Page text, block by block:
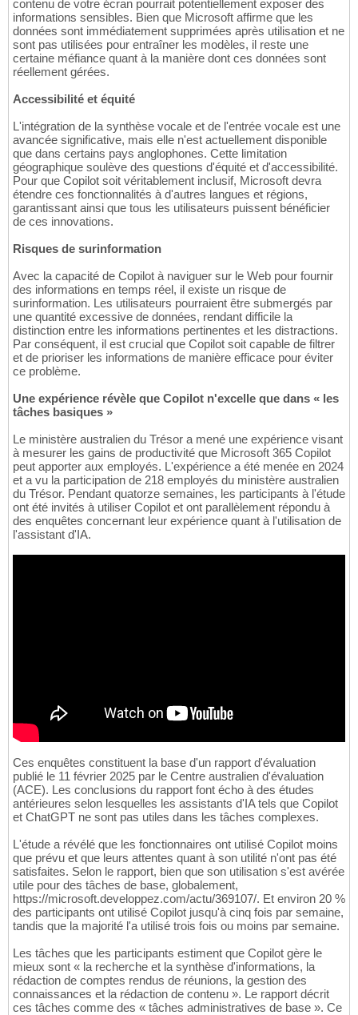
contenu de votre écran pourrait potentiellement exposer des
informations sensibles. Bien que Microsoft affirme que les
données sont immédiatement supprimées après utilisation et ne
sont pas utilisées pour entraîner les modèles, il reste une
certaine méfiance quant à la manière dont ces données sont
réellement gérées.
Accessibilité et équité
L'intégration de la synthèse vocale et de l'entrée vocale est une
avancée significative, mais elle n'est actuellement disponible
que dans certains pays anglophones. Cette limitation
géographique soulève des questions d'équité et d'accessibilité.
Pour que Copilot soit véritablement inclusif, Microsoft devra
étendre ces fonctionnalités à d'autres langues et régions,
garantissant ainsi que tous les utilisateurs puissent bénéficier
de ces innovations.
Risques de surinformation
Avec la capacité de Copilot à naviguer sur le Web pour fournir
des informations en temps réel, il existe un risque de
surinformation. Les utilisateurs pourraient être submergés par
une quantité excessive de données, rendant difficile la
distinction entre les informations pertinentes et les distractions.
Par conséquent, il est crucial que Copilot soit capable de filtrer
et de prioriser les informations de manière efficace pour éviter
ce problème.
Une expérience révèle que Copilot n'excelle que dans « les
tâches basiques »
Le ministère australien du Trésor a mené une expérience visant
à mesurer les gains de productivité que Microsoft 365 Copilot
peut apporter aux employés. L'expérience a été menée en 2024
et a vu la participation de 218 employés du ministère australien
du Trésor. Pendant quatorze semaines, les participants à l'étude
ont été invités à utiliser Copilot et ont parallèlement répondu à
des enquêtes concernant leur expérience quant à l'utilisation de
l'assistant d'IA.
Ces enquêtes constituent la base d'un rapport d'évaluation
publié le 11 février 2025 par le Centre australien d'évaluation
(ACE). Les conclusions du rapport font écho à des études
antérieures selon lesquelles les assistants d'IA tels que Copilot
et ChatGPT ne sont pas utiles dans les tâches complexes.
L'étude a révélé que les fonctionnaires ont utilisé Copilot moins
que prévu et que leurs attentes quant à son utilité n'ont pas été
satisfaites. Selon le rapport, bien que son utilisation s'est avérée
utile pour des tâches de base, globalement,
https://microsoft.developpez.com/actu/369107/. Et environ 20 %
des participants ont utilisé Copilot jusqu'à cinq fois par semaine,
tandis que la majorité l'a utilisé trois fois ou moins par semaine.
Les tâches que les participants estiment que Copilot gère le
mieux sont « la recherche et la synthèse d'informations, la
rédaction de comptes rendus de réunions, la gestion des
connaissances et la rédaction de contenu ». Le rapport décrit
ces tâches comme des « tâches administratives de base ». Ce